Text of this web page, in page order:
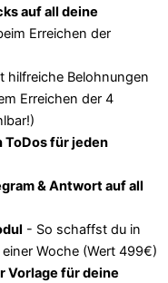
auf all deine
Erreichen der
hilfreiche Belohnungen
Erreichen der 4
für jeden
& Antwort auf all
- So schaffst du in
Woche (Wert 499€)
Vorlage für deine